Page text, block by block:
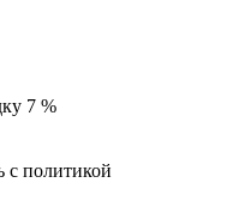
7 %
с политикой